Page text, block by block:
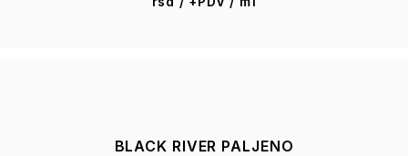
BLACK RIVER PALJENO